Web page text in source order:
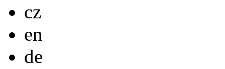
cz
en
de